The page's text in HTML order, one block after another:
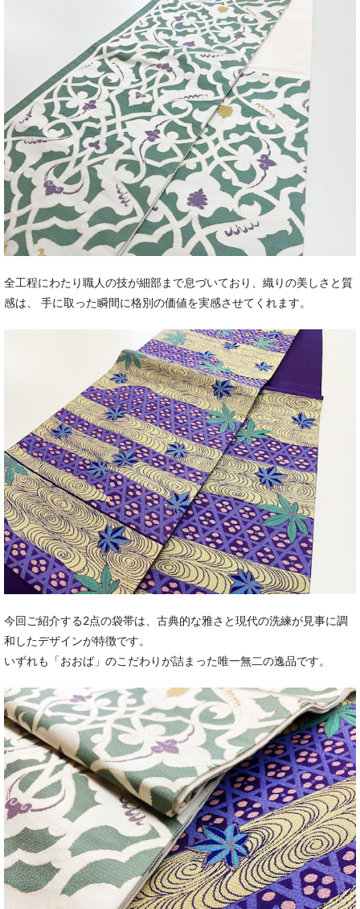
全工程にわたり職人の技が細部まで息づいており、織りの美しさと質
感は、 手に取った瞬間に格別の価値を実感させてくれます。
今回ご紹介する2点の袋帯は、古典的な雅さと現代の洗練が見事に調
和したデザインが特徴です。
いずれも「おおば」のこだわりが詰まった唯一無二の逸品です。